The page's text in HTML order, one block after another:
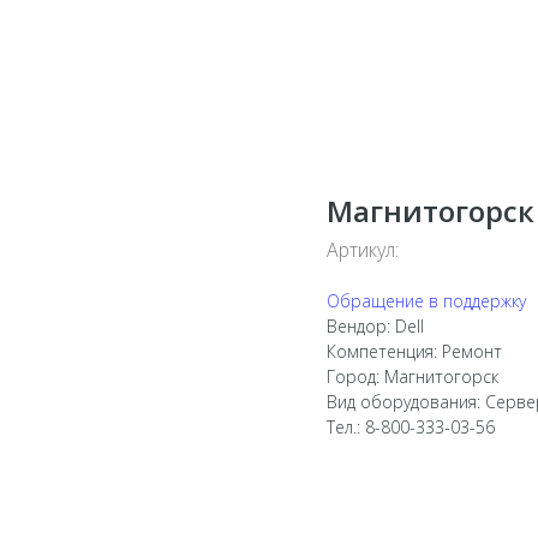
Магнитогорск
Артикул:
Обращение в поддержку
Вендор: Dell
Компетенция: Ремонт
Город: Магнитогорск
Вид оборудования:
Тел.: 8-800-333-03-56